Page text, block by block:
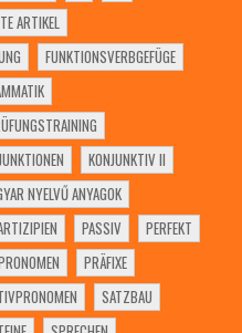
ARTIKEL
FUNKTIONSVERBGEFÜGE
KONJUNKTIV II
NYELVŰ ANYAGOK
PASSIV
PERFEKT
PRÄFIXE
SATZBAU